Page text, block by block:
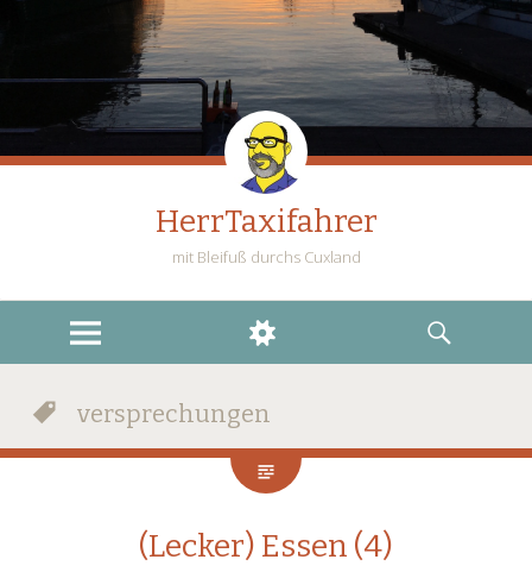
HerrTaxifahrer
mit Bleifuß durchs Cuxland
MENU
WIDGETS
SEARCH
versprechungen
(Lecker) Essen (4)